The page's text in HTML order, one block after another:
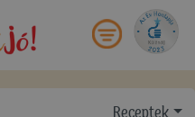
Receptek